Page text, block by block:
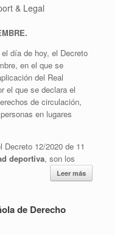
& Legal
día de hoy, el Decreto
en el que se
del Real
el que se declara el
de circulación,
en lugares
12/2020 de 11
deportiva, son los
Leer más
de Derecho